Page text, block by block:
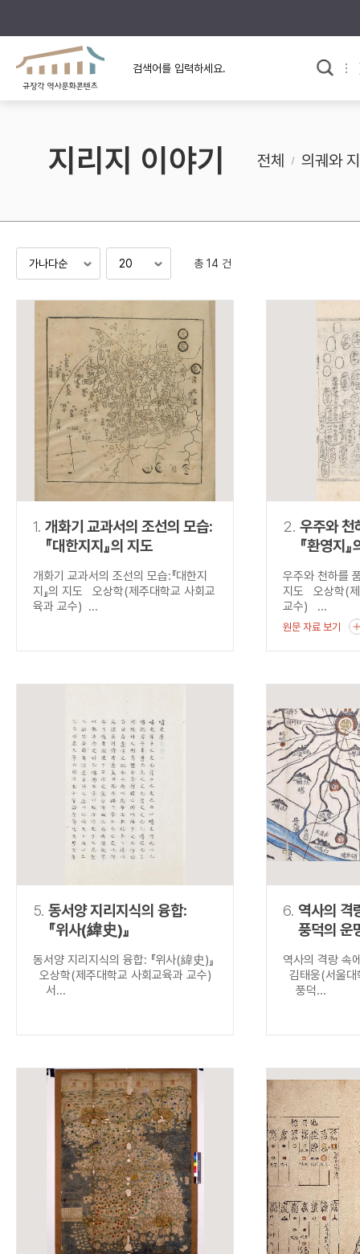
규장각의 어제와 오늘
규장각 소개영상
사료와 문학으로 본
고대
고려
조선 후기
검색 연산자 사용안내
연산자
AND 정조 AND 정약용
“정조”와 “정약
OR 정조 OR 정약용 “정조” 또는 “
NOT 정조 NOT 정약용
“정조”가 나온
료를 검색
동시에 여러 개의 연산자를 사용할 수 있습니다.
지리지 이야기 전체 의궤와
총 14 건
1. 개화기 교과서의 조선의 모습:
『대한지지』의 지도
개화기 교과서의 조선의 모습:『대한지
지』의 지도 오상학(제주대학교 사회교
육과 교수) ...
2. 우주와 천
『환영지
우주와 천하를
지도 오상학(제
교수) ...
원문 자료 보기
5. 동서양 지리지식의 융합:
『위사(緯史)』
동서양 지리지식의 융합: 『위사(緯史)』
오상학(제주대학교 사회교육과 교수)
서...
6. 역사의 격
풍덕의 운
역사의 격랑 속
김태웅(서울
풍덕...